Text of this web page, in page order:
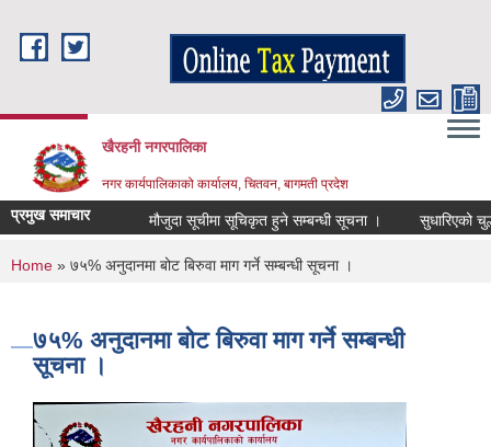
खैरहनी नगरपालिका
नगर कार्यपालिकाको कार्यालय, चितवन, बागमती प्रदेश
प्रमुख समाचार मौजुदा सूचीमा सूचिकृत हुने सम्बन्धी सूचना । सुधारिएको चुल्हो
You are here
Home » ७५% अनुदानमा बोट बिरुवा माग गर्ने सम्बन्धी सूचना ।
७५% अनुदानमा बोट बिरुवा माग गर्ने सम्बन्धी
सूचना ।